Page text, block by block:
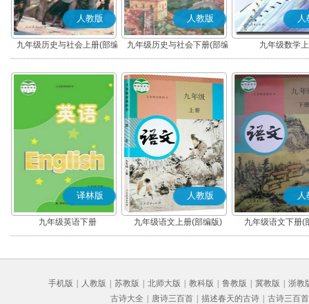
人教版
九年级历史与社会上册(部编
版)
人教版
九年级历史与社会下册(部编
版)
人
九年级数学
译林版
九年级英语下册
人教版
九年级语文上册(部编版)
人
九年级语文下册(
手机版 人教版 苏教版 北师大版 教科版 鲁教版 冀教版
浙教
古诗大全
唐诗三百首 描述春天的古诗 古诗三百首